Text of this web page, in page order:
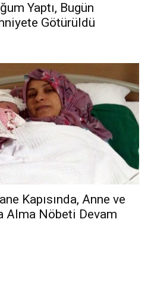
Yaptı, Bugün
Götürüldü
Kapısında, Anne ve
Alma Nöbeti Devam